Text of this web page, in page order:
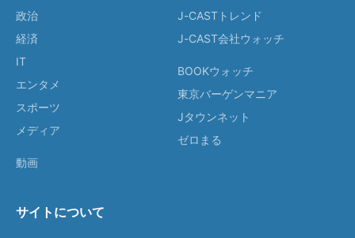
政治
経済
IT
エンタメ
スポーツ
メディア
動画
J-CASTトレンド
J-CAST会社ウォッチ
BOOKウォッチ
東京バーゲンマニア
Jタウンネット
ゼロまる
サイトについて